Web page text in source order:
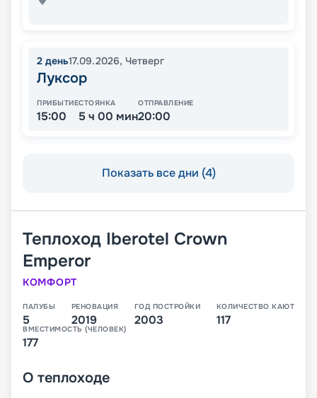
2 день17.09.2026, Четверг
Луксор
ПРИБЫТИЕ
15:00
СТОЯНКА
5 ч 00 мин
ОТПРАВЛЕНИЕ
20:00
Показать все дни (4)
Теплоход Iberotel Crown
Emperor
КОМФОРТ
ПАЛУБЫ
5
РЕНОВАЦИЯ
2019
ГОД ПОСТРОЙКИ
2003
КОЛИЧЕСТВО КАЮТ
117
ВМЕСТИМОСТЬ (ЧЕЛОВЕК)
177
О теплоходе